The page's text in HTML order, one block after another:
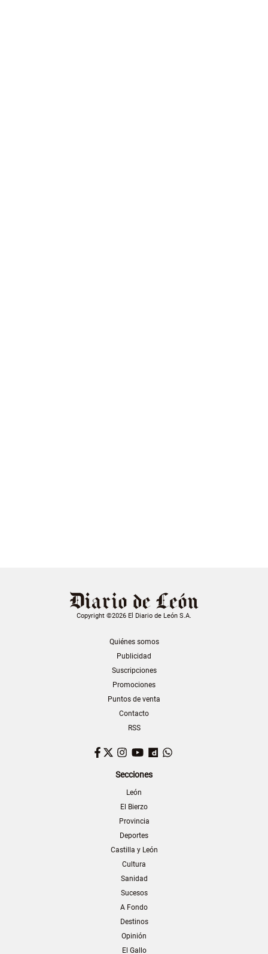
Copyright ©2026 El Diario de León S.A.
Quiénes somos
Publicidad
Suscripciones
Promociones
Puntos de venta
Contacto
RSS
Facebook
TwitterInstagram
YouTubeDailymotion
Secciones
León
El Bierzo
Provincia
Deportes
Castilla y León
Cultura
Sanidad
Sucesos
A Fondo
Destinos
Opinión
El Gallo